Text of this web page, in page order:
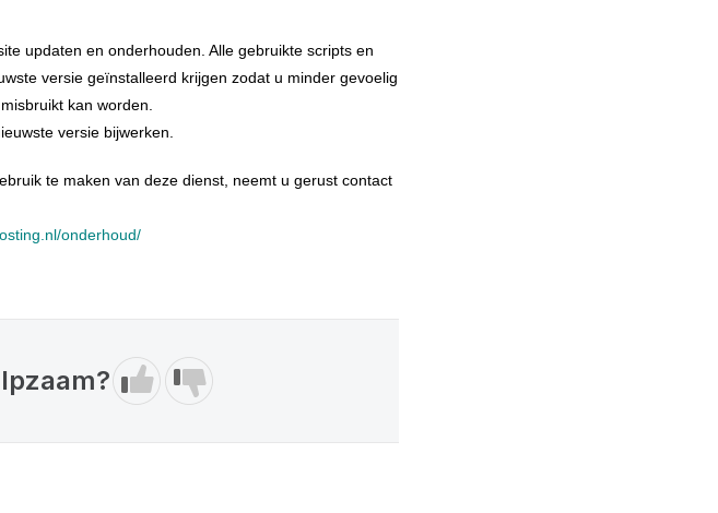
updaten en onderhouden. Alle gebruikte scripts en
versie geïnstalleerd krijgen zodat u minder gevoelig
kan worden.
versie bijwerken.
te maken van deze dienst, neemt u gerust contact
onderhoud/